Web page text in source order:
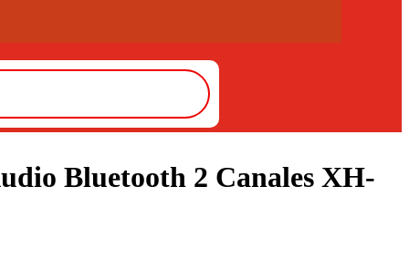
Bluetooth 2 Canales XH-